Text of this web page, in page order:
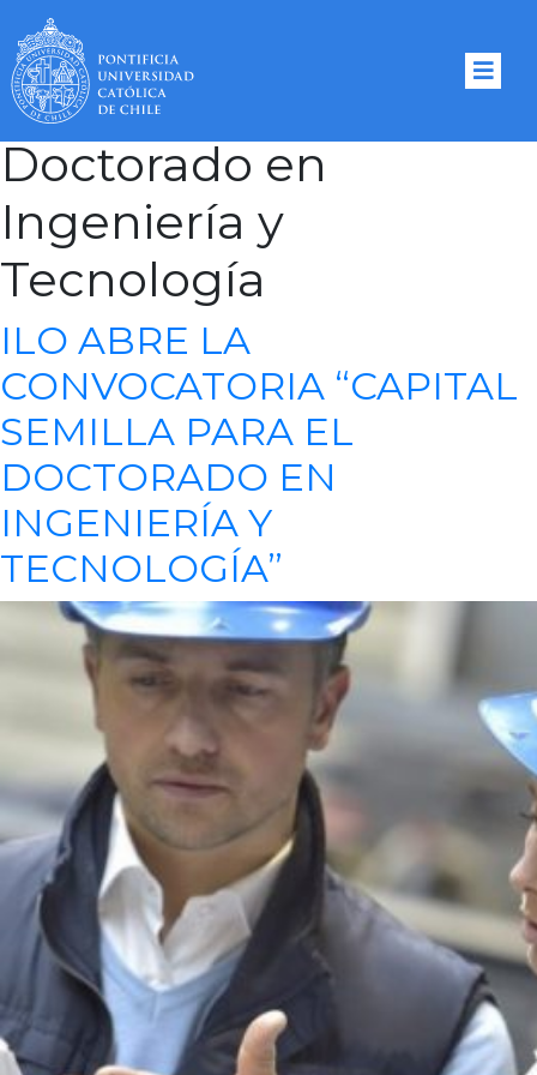
Tag Archives:
Doctorado en
Ingeniería y
Tecnología
ILO ABRE LA
CONVOCATORIA “CAPITAL
SEMILLA PARA EL
DOCTORADO EN
INGENIERÍA Y
TECNOLOGÍA”